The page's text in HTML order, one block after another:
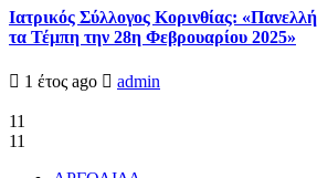
Ιατρικός Σύλλογος Κορινθίας:
τα Τέμπη την 28η Φεβρουαρίου 2025»
1 έτος ago admin
11
11